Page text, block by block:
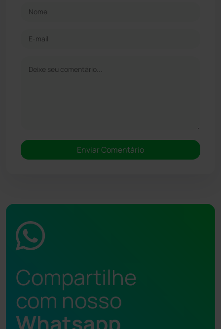
Compartilhe
com nosso